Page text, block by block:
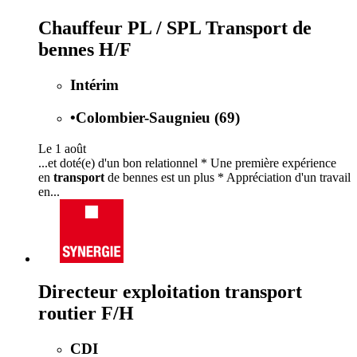
Chauffeur PL / SPL Transport de
bennes H/F
Intérim
•Colombier-Saugnieu (69)
Le 1 août
...et doté(e) d'un bon relationnel * Une première expérience
en transport de bennes est un plus * Appréciation d'un travail
en...
Directeur exploitation transport
routier F/H
CDI